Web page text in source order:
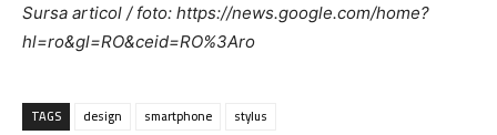
Sursa articol / foto: https://news.google.com/home?
hl=ro&gl=RO&ceid=RO%3Aro
TAGS design smartphone stylus